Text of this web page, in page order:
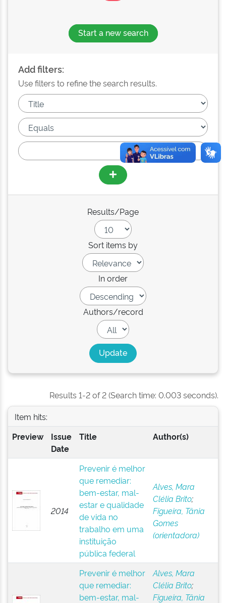
Start a new search
Add filters:
Use filters to refine the search results.
Results/Page
Sort items by
In order
Authors/record
Results 1-2 of 2 (Search time: 0.003 seconds).
Item hits:
Preview
Issue
Date
Title Author(s)
2014
Prevenir é melhor
que remediar:
bem-estar, mal-
estar e qualidade
de vida no
trabalho em uma
instituição
pública federal
Alves, Mara
Clélia Brito;
Figueira, Tânia
Gomes
(orientadora)
Prevenir é melhor
que remediar:
bem-estar, mal-
Alves, Mara
Clélia Brito;
Figueira, Tânia